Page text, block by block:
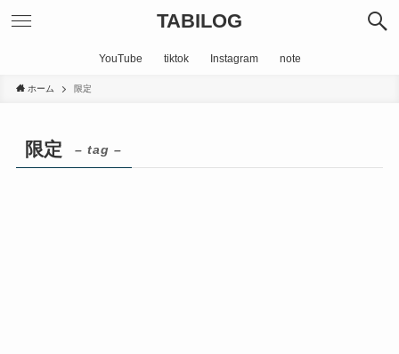
TABILOG
YouTube tiktok Instagram note
ホーム 限定
限定 – tag –